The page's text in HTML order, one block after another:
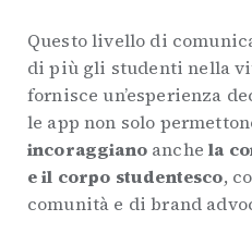
Questo livello di
di più gli studenti nella
fornisce un’esperienza
le app non solo
incoraggianoanchela
e il corpo studentesco,
comunità e di brand